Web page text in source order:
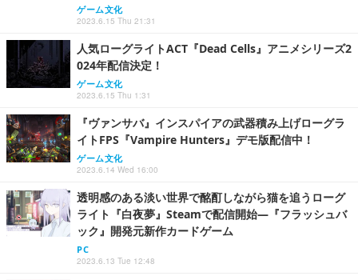
ゲーム文化
2023.6.15 Thu 21:31
人気ローグライトACT『Dead Cells』アニメシリーズ2
024年配信決定！
ゲーム文化
2023.6.15 Thu 1:31
『ヴァンサバ』インスパイアの武器積み上げローグラ
イトFPS『Vampire Hunters』デモ版配信中！
ゲーム文化
2023.6.14 Wed 16:00
透明感のある淡い世界で酩酊しながら猫を追うローグ
ライト『白夜夢』Steamで配信開始―『フラッシュバ
ック』開発元新作カードゲーム
PC
2023.6.13 Tue 12:48